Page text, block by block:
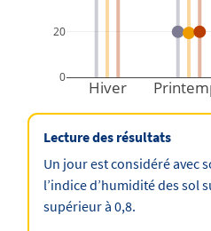
Hiver
0
20
Lecture des résultats
Un jour est considéré avec
l’indice d’humidité des sol
supérieur à 0,8.